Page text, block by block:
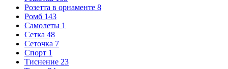
Розетта в орнаменте 8
Ромб 143
Самолеты 1
Сетка 48
Сеточка 7
Спорт 1
Тиснение 23